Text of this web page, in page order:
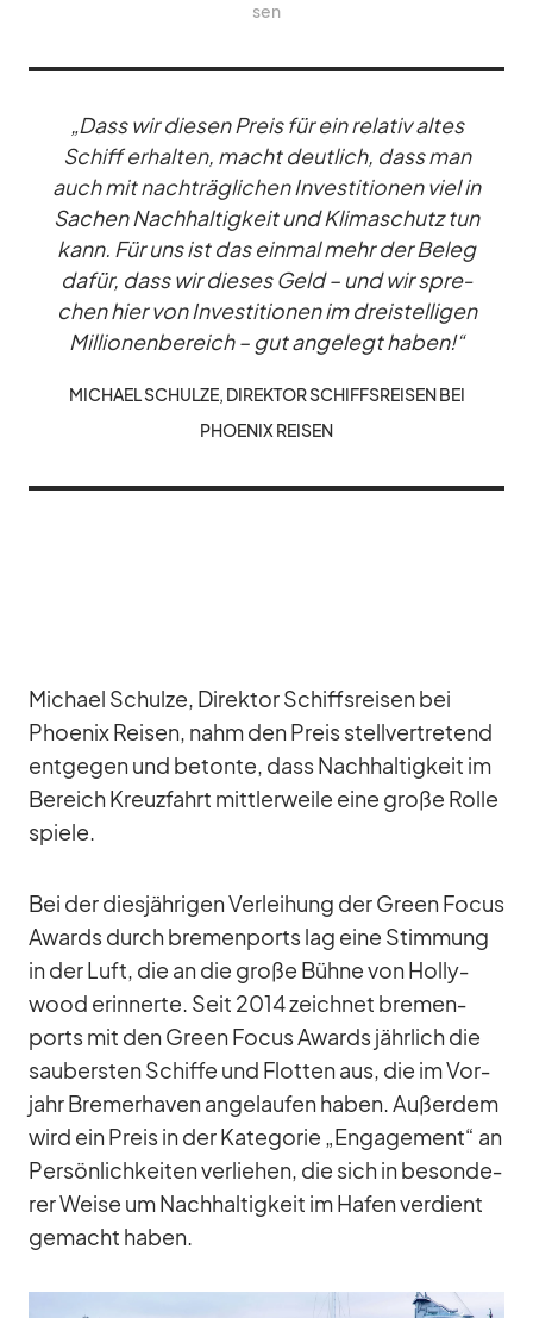
sen
„Dass wir die­sen Preis für ein re­la­tiv al­tes
Schiff er­hal­ten, macht deut­lich, dass man
auch mit nach­träg­li­chen In­ves­ti­tio­nen viel in
Sa­chen Nach­hal­tig­keit und Kli­ma­schutz tun
kann. Für uns ist das ein­mal mehr der Be­leg
da­für, dass wir die­ses Geld – und wir spre­
chen hier von In­ves­ti­tio­nen im drei­stel­li­gen
Mil­lio­nen­be­reich – gut an­ge­legt ha­ben!“
MI­CHAEL SCHULZE, DI­REK­TOR SCHIFFS­REI­SEN BEI
PHOE­NIX REI­SEN
Mi­chael Schulze, Di­rek­tor Schiffs­rei­sen bei
Phoe­nix Rei­sen, nahm den Preis stell­ver­tre­tend
ent­ge­gen und be­tonte, dass Nach­hal­tig­keit im
Be­reich Kreuz­fahrt mitt­ler­weile eine große Rolle
spiele.
Bei der dies­jäh­ri­gen Ver­lei­hung der Green Fo­cus
Awards durch bre­men­ports lag eine Stim­mung
in der Luft, die an die große Bühne von Hol­ly­
wood er­in­nerte. Seit 2014 zeich­net bre­men­
ports mit den Green Fo­cus Awards jähr­lich die
sau­bers­ten Schiffe und Flot­ten aus, die im Vor­
jahr Bre­mer­ha­ven an­ge­lau­fen ha­ben. Au­ßer­dem
wird ein Preis in der Ka­te­go­rie „En­ga­ge­ment“ an
Per­sön­lich­kei­ten ver­lie­hen, die sich in be­son­de­
rer Weise um Nach­hal­tig­keit im Ha­fen ver­dient
ge­macht ha­ben.